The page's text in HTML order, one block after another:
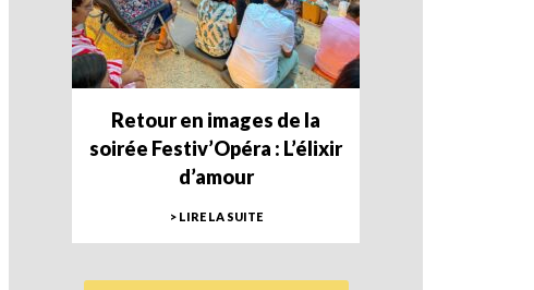
Retour en images de la
soirée Festiv’Opéra : L’élixir
d’amour
> LIRE LA SUITE